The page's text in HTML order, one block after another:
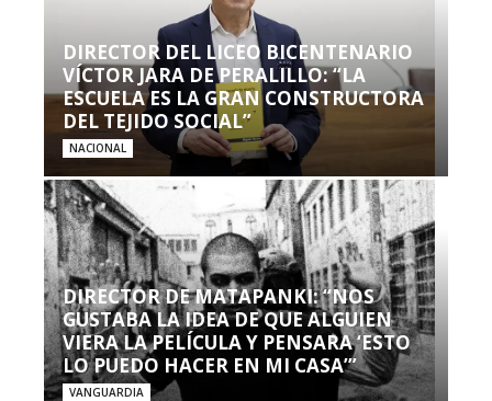
DIRECTOR DEL LICEO BICENTENARIO
VÍCTOR JARA DE PERALILLO: “LA
ESCUELA ES LA GRAN CONSTRUCTORA
DEL TEJIDO SOCIAL”
NACIONAL
DIRECTOR DE MATAPANKI: “NOS
GUSTABA LA IDEA DE QUE ALGUIEN
VIERA LA PELÍCULA Y PENSARA ‘ESTO
LO PUEDO HACER EN MI CASA’”
VANGUARDIA